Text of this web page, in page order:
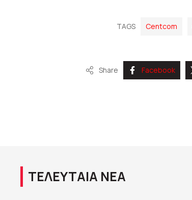
TAGS Centcom
Share Facebook
ΤΕΛΕΥΤΑΙΑ ΝΕΑ